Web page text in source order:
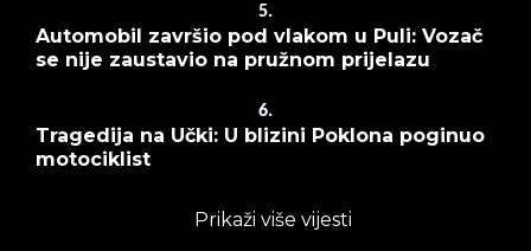
5.
Automobil završio pod vlakom u Puli: Vozač
se nije zaustavio na pružnom prijelazu
6.
Tragedija na Učki: U blizini Poklona poginuo
motociklist
Prikaži više vijesti